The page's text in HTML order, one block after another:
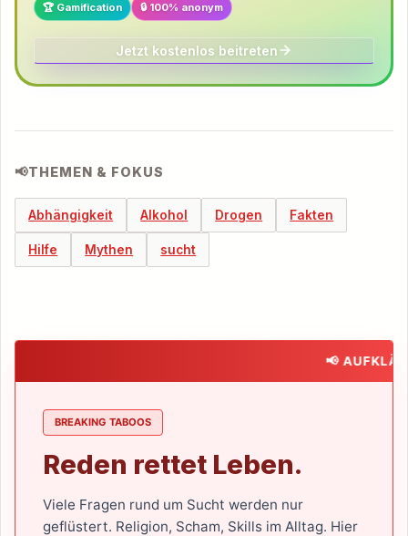
🏆 Gamification 🔒 100% anonym
Jetzt kostenlos beitreten
📢THEMEN & FOKUS
Abhängigkeit Alkohol Drogen Fakten
Hilfe Mythen sucht
📢
BREAKING TABOOS
Reden rettet Leben.
Viele Fragen rund um Sucht werden nur
geflüstert. Religion, Scham, Skills im Alltag. Hier